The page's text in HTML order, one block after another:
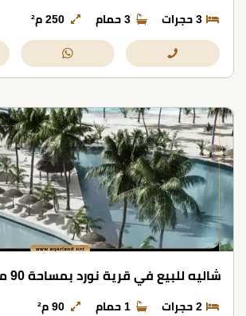
3 حجرات 3 حمام 250 م²
شاليه للبيع في قرية نورد بمساحة 90 متر مربع
2 حجرات 1 حمام 90 م²